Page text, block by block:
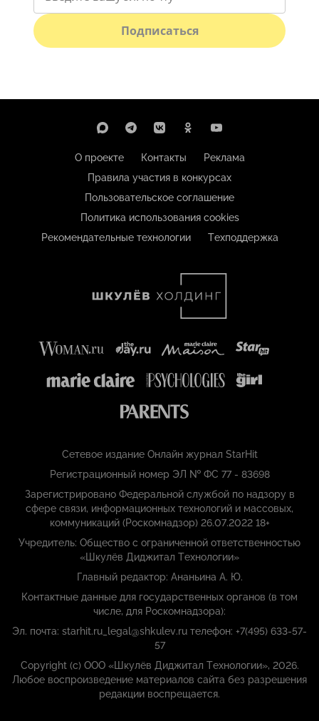
Подписаться
О проекте Контакты
Реклама
Правила участия в конкурсах
Пользовательское соглашение
Политика использования cookies
Рекомендательные технологии
Техподдержка
Сетевое издание Онлайн журнал StarHit
Регистрационный номер ЭЛ № ФС 77 - 83698
Зарегистрировано Федеральной службой по надзору в
сфере связи, информационных технологий и массовых,
коммуникаций (Роскомнадзор) 26.07.2022 18+
Учредитель: Общество с ограниченной ответственностью
«Шкулёв Диджитал Технологии»
Главный редактор: Ананьина А. Ю.
Контактные данные для государственных органов (в том
числе, для Роскомнадзора):
Эл. почта: starhit.ru_legal@shkulev.ru телефон: +7(495) 633-57-
57
Copyright (с) ООО «Шкулёв Диджитал Технологии», 2026.
Любое воспроизведение материалов сайта без разрешения
редакции воспрещается.